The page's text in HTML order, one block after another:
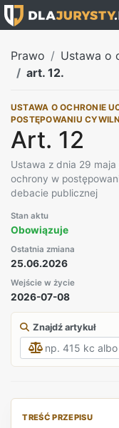
Prawo
Ustawa o
art. 12.
USTAWA O OCHRONIE
POSTĘPOWANIU
Art. 12
Ustawa z dnia 29
ochrony w
debacie publicznej
Stan aktu
Obowiązuje
Ostatnia zmiana
25.06.2026
Wejście w życie
2026-07-08
Znajdź artykuł
TREŚĆ PRZEPISU